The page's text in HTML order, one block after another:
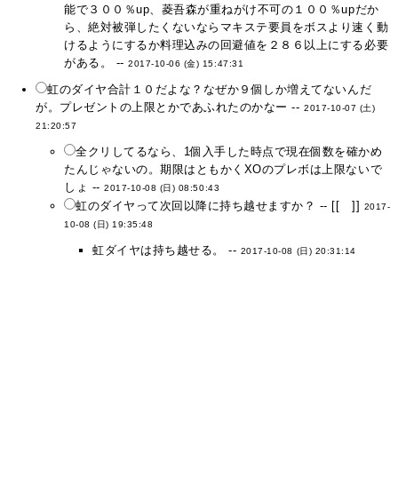
能で３００％up、菱吾森が重ねがけ不可の１００％upだか
ら、絶対被弾したくないならマキステ要員をボスより速く動
けるようにするか料理込みの回避値を２８６以上にする必要
がある。 --2017-10-06 (金) 15:47:31
虹のダイヤ合計１０だよな？なぜか９個しか増えてないんだ
が。プレゼントの上限とかであふれたのかなー -- 2017-10-07 (土)
21:20:57
全クリしてるなら、1個入手した時点で現在個数を確かめ
たんじゃないの。期限はともかくXOのプレボは上限ないで
しょ --2017-10-08 (日) 08:50:43
虹のダイヤって次回以降に持ち越せますか？ -- [[ ]]
2017-
10-08 (日) 19:35:48
虹ダイヤは持ち越せる。 -- 2017-10-08 (日) 20:31:14